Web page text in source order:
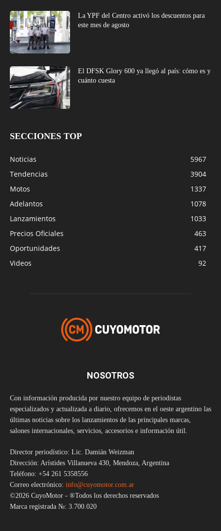
La YPF del Centro activó los descuentos para
este mes de agosto
El DFSK Glory 600 ya llegó al país: cómo es y
cuánto cuesta
SECCIONES TOP
Noticias
5967
Tendencias
3904
Motos
1337
Adelantos
1078
Lanzamientos
1033
Precios Oficiales
463
Oportunidades
417
Videos
92
NOSOTROS
Con información producida por nuestro equipo de periodistas
especializados y actualizada a diario, ofrecemos en el oeste argentino las
últimas noticias sobre los lanzamientos de las principales marcas,
salones internacionales, servicios, accesorios e información útil.
Director periodístico: Lic. Damián Weizman
Dirección: Arístides Villanueva 430, Mendoza, Argentina
Teléfono: +54 261 5358556
Correo electrónico: info@cuyomotor.com.ar
©2026 CuyoMotor - ®Todos los derechos reservados
Marca registrada №: 3.700.020